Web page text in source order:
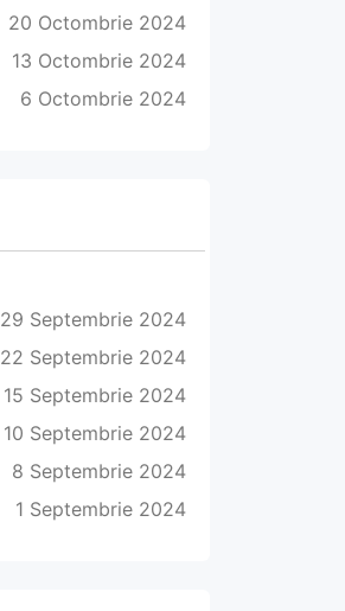
20 Octombrie 2024
13 Octombrie 2024
6 Octombrie 2024
29 Septembrie 2024
22 Septembrie 2024
15 Septembrie 2024
10 Septembrie 2024
8 Septembrie 2024
1 Septembrie 2024